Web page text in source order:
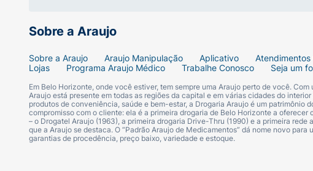
Sobre a Araujo
Sobre a Araujo Araujo Manipulação Aplicativo
Lojas
Programa Araujo Médico Trabalhe Conosco Seja um
Em Belo Horizonte, onde você estiver, tem sempre uma Araujo perto de você.
Araujo está presente em todas as regiões da capital e em várias cidades do
produtos de conveniência, saúde e bem-estar, a Drogaria Araujo é um patrimônio
compromisso com o cliente: ela é a primeira drogaria de Belo Horizonte a
– o Drogatel Araujo (1963), a primeira drogaria Drive-Thru (1990) e a primeira
que a Araujo se destaca. O “Padrão Araujo de Medicamentos” dá nome novo
garantias de procedência, preço baixo, variedade e estoque.